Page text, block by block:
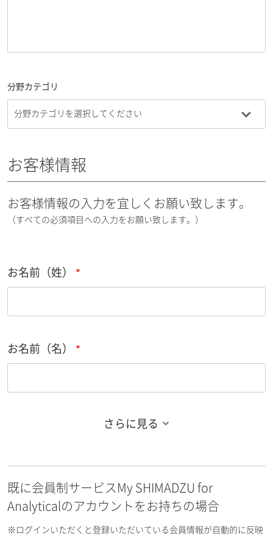
分野カテゴリ
お客様情報
お客様情報の入力を宜しくお願い致します。
（すべての必須項目への入力をお願い致します。）
お名前（姓）
お名前（名）
お名前フリガナ（名）
さらに見る
既に会員制サービスMy SHIMADZU for
Analyticalのアカウントをお持ちの場合
※ログインいただくと登録いただいている会員情報が自動的に反映